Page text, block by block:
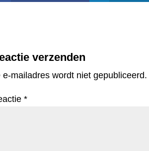
verzenden
e-mailadres wordt niet gepubliceerd.
*